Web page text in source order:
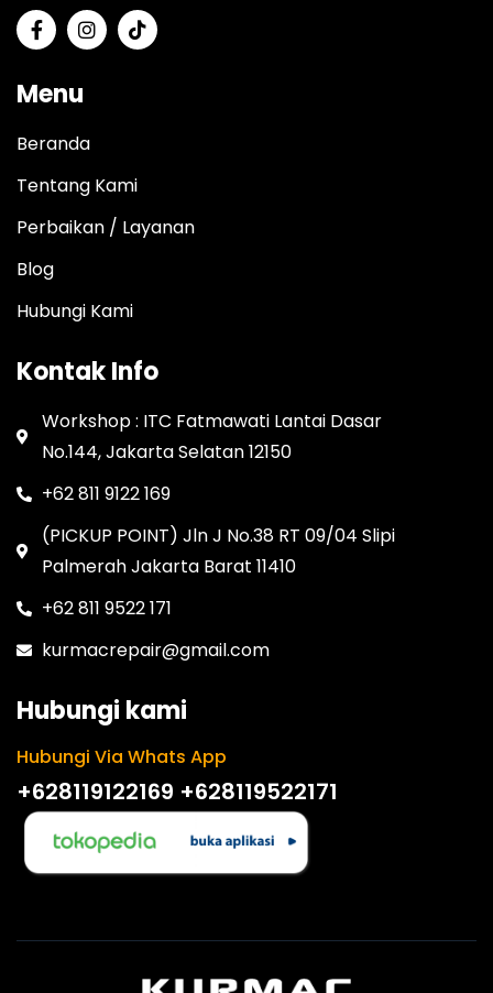
Menu
Beranda
Tentang Kami
Perbaikan / Layanan
Blog
Hubungi Kami
Kontak Info
Workshop : ITC Fatmawati Lantai Dasar
No.144, Jakarta Selatan 12150
+62 811 9122 169
(PICKUP POINT) Jln J No.38 RT 09/04 Slipi
Palmerah Jakarta Barat 11410
+62 811 9522 171
kurmacrepair@gmail.com
Hubungi kami
Hubungi Via Whats App
+628119122169 +628119522171